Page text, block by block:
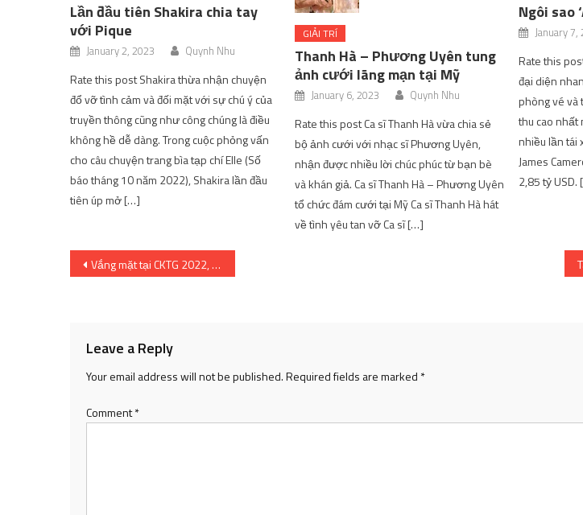
Lần đầu tiên Shakira chia tay
với Pique
January 2, 2023 Quynh Nhu
Rate this post Shakira thừa nhận chuyện
đổ vỡ tình cảm và đối mặt với sự chú ý của
truyền thông cũng như công chúng là điều
không hề dễ dàng. Trong cuộc phỏng vấn
cho câu chuyện trang bìa tạp chí Elle (Số
báo tháng 10 năm 2022), Shakira lần đầu
tiên úp mở […]
GIẢI TRÍ
Thanh Hà – Phương Uyên tung
ảnh cưới lãng mạn tại Mỹ
January 6, 2023 Quynh Nhu
Rate this post Ca sĩ Thanh Hà vừa chia sẻ
bộ ảnh cưới với nhạc sĩ Phương Uyên,
nhận được nhiều lời chúc phúc từ bạn bè
và khán giả. Ca sĩ Thanh Hà – Phương Uyên
tổ chức đám cưới tại Mỹ Ca sĩ Thanh Hà hát
về tình yêu tan vỡ Ca sĩ […]
Ngôi sao
January 7,
Rate this
đại diện
phòng vé và
thu cao nhất
nhiều lần tái
James
2,85 tỷ
Post
Vắng mặt tại CKTG 2022, Doinb tự tổ chức giải đấu LBL lọt top 1 hot search Weibo – Kênh Game VN
Leave a Reply
Your email address will not be published.Required fields are marked *
Comment*